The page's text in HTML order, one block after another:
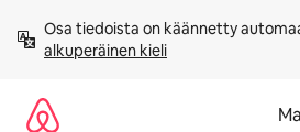
sisältö
väliin
Osa tiedoista on käännetty
alkuperäinen kieli